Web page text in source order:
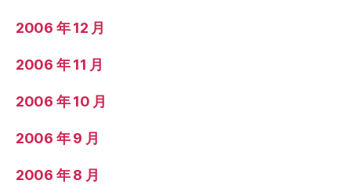
2006 年 12 月
2006 年 11 月
2006 年 10 月
2006 年 9 月
2006 年 8 月